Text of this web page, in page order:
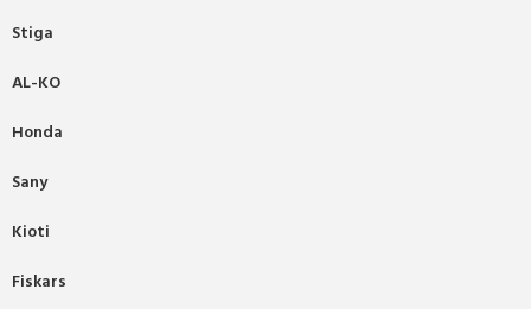
Stiga
AL-KO
Honda
Sany
Kioti
Fiskars